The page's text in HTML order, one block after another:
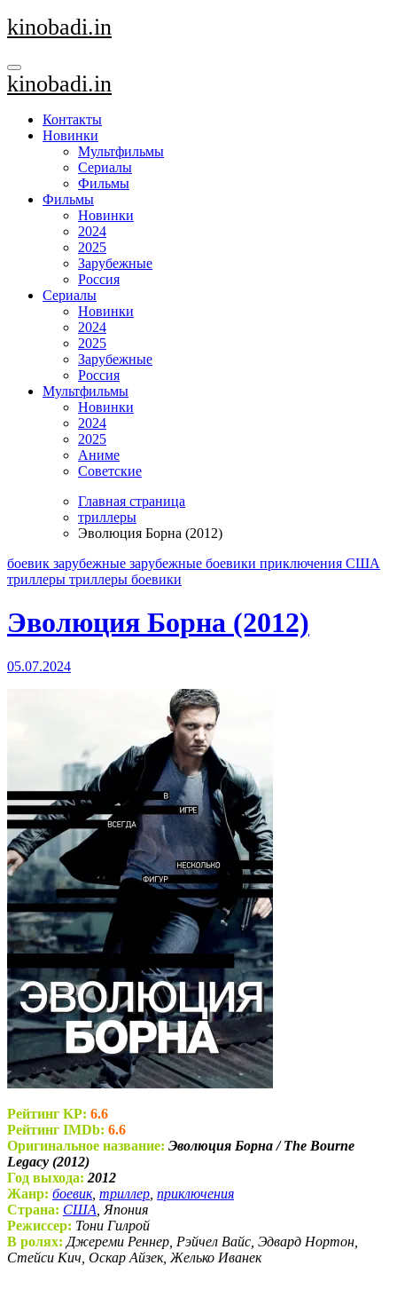
Перейти
к
kinobadi.in
kinobadi.in
Контакты
Новинки
Мультфильмы
Сериалы
Фильмы
Фильмы
Новинки
2024
2025
Зарубежные
Россия
Сериалы
Новинки
2024
2025
Зарубежные
Россия
Мультфильмы
Новинки
2024
2025
Аниме
Советские
Главная страница
триллеры
Эволюция Борна (2012)
боевик зарубежные зарубежные боевики приключения США
триллеры триллеры боевики
Эволюция Борна (2012)
05.07.2024
Рейтинг KP: 6.6
Рейтинг IMDb: 6.6
Оригинальное название: Эволюция Борна / The Bourne
Legacy (2012)
Год выхода: 2012
Жанр: боевик, триллер приключения
Страна: США , Япония
Режиссер: Тони Гилрой
В ролях: Джереми Реннер, Рэйчел Вайс, Эдвард Нортон,
Стейси Кич, Оскар Айзек, Желько Иванек